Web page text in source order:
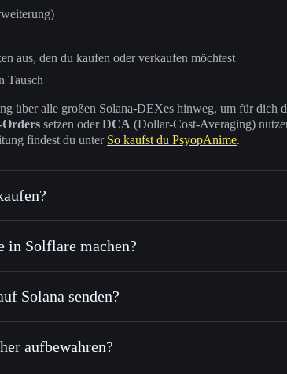
aus, den du kaufen oder verkaufen möchtest
Tausch
über alle großen Solana-DEXes hinweg, um für dich
setzen oderDCA (Dollar-Cost-Averaging)
findest du unter So kaufst du PsyopAnime.
in Solflare machen?
gegen SOL, USDC oder Tausende anderer
– Schritt für Schritt per Durchschnittskosteneffekt in
Solana senden?
Privacy Aggregator
aufbewahren?